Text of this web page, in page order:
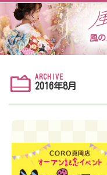
風
ARCHIVE
2016年8月